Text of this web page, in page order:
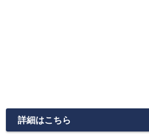
詳細はこちら